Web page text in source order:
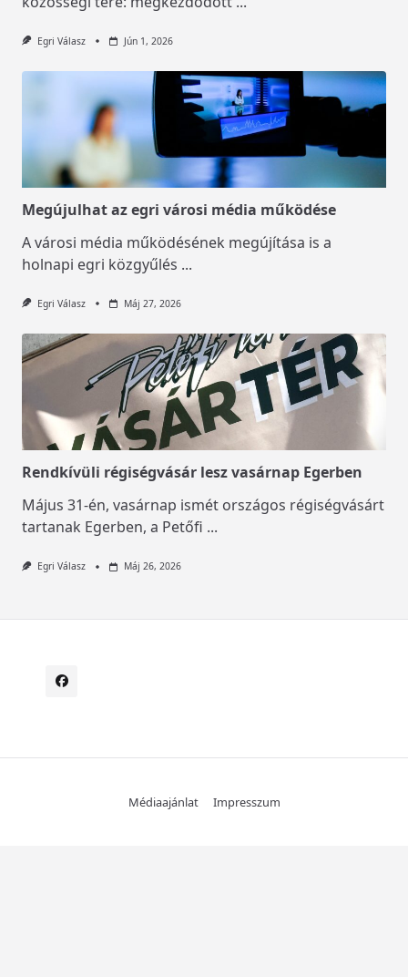
Egri Válasz Jún 1, 2026
Megújulhat az egri városi média működése
A városi média működésének megújítása is a
holnapi egri közgyűlés ...
Egri Válasz Máj 27, 2026
Rendkívüli régiségvásár lesz vasárnap Egerben
Május 31-én, vasárnap ismét országos régiségvásárt
tartanak Egerben, a Petőfi ...
Egri Válasz Máj 26, 2026
Médiaajánlat Impresszum